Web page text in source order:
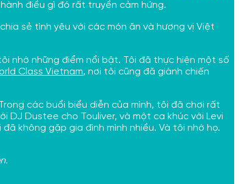
điều gì đó rất truyền cảm hứng.
sẻ tình yêu với các món ăn và hương vị Việt
nhớ những điểm nổi bật. Tôi đã thực hiện một số
Class Vietnam, nơi tôi cũng đã giành chiến
các buổi biểu diễn của mình, tôi đã chơi rất
DJ Dustee cho Touliver, và một ca khúc với Levi
không gặp gia đình mình nhiều. Và tôi nhớ họ.